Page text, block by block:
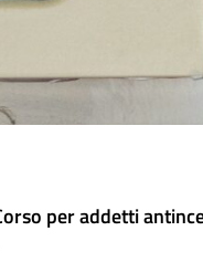
per addetti